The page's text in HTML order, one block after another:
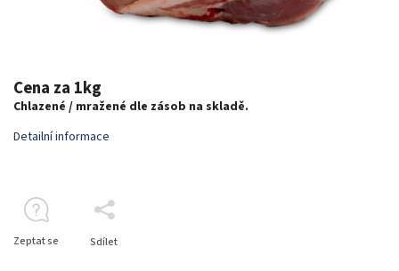
Cena za 1kg
Chlazené / mražené dle zásob na skladě.
Detailní informace
Zeptat se Sdílet